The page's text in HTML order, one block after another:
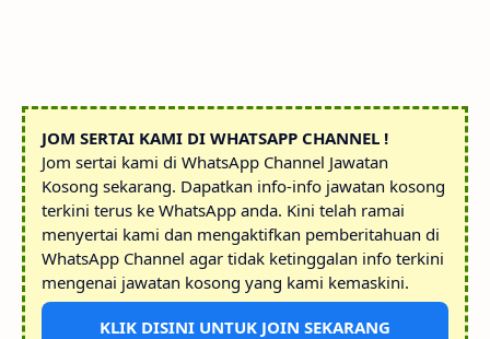
JOM SERTAI KAMI DI WHATSAPP CHANNEL !
Jom sertai kami di WhatsApp Channel Jawatan
Kosong sekarang. Dapatkan info-info jawatan kosong
terkini terus ke WhatsApp anda. Kini telah ramai
menyertai kami dan mengaktifkan pemberitahuan di
WhatsApp Channel agar tidak ketinggalan info terkini
mengenai jawatan kosong yang kami kemaskini.
KLIK DISINI UNTUK JOIN SEKARANG